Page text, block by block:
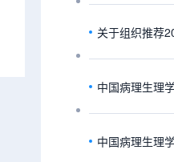
关于组织推荐
中国病理生理
中国病理生理